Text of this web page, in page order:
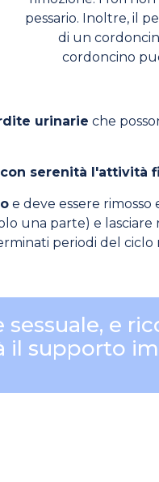
pessario. Inoltre, il
di un
cordoncino
urinarie che
serenità l'attività
e deve essere rimosso
una parte) e lasciare
periodi del ciclo
e
il supporto